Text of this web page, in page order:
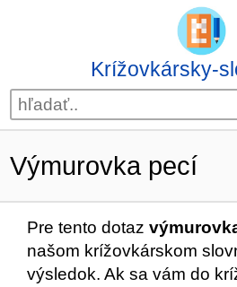
Krížovkársky-
Výmurovka pecí
Pre tento dotaz
našom krížovkárskom
výsledok. Ak sa vám do